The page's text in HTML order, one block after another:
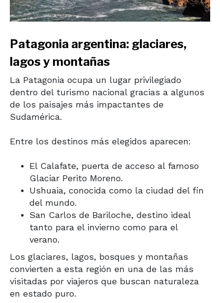
Patagonia argentina: glaciares,
lagos y montañas
La Patagonia ocupa un lugar privilegiado
dentro del turismo nacional gracias a algunos
de los paisajes más impactantes de
Sudamérica.
Entre los destinos más elegidos aparecen:
El Calafate, puerta de acceso al famoso
Glaciar Perito Moreno.
Ushuaia, conocida como la ciudad del fin
del mundo.
San Carlos de Bariloche, destino ideal
tanto para el invierno como para el
verano.
Los glaciares, lagos, bosques y montañas
convierten a esta región en una de las más
visitadas por viajeros que buscan naturaleza
en estado puro.